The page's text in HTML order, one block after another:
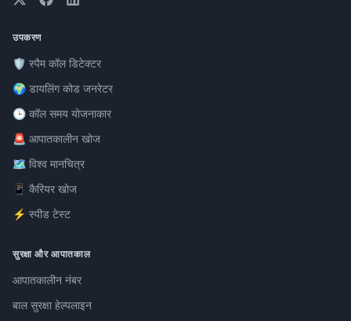
उपकरण
🛡️ स्पैम कॉल डिटेक्टर
🌍 डायलिंग कोड जनरेटर
🕒 कॉल समय योजनाकार
🚨 आपातकालीन खोज
🗺️ विश्व मानचित्र
📱 कैरियर खोज
⚡ स्पीड टेस्ट
सुरक्षा और आपातकाल
आपातकालीन नंबर
बाल सुरक्षा हेल्पलाइन